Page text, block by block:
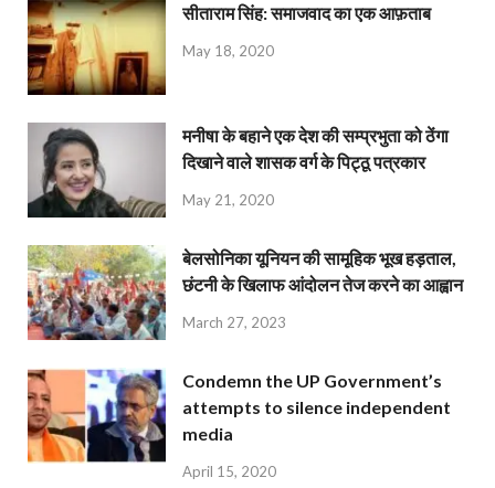
सीताराम सिंह: समाजवाद का एक आफ़ताब
May 18, 2020
मनीषा के बहाने एक देश की सम्प्रभुता को ठेंगा
दिखाने वाले शासक वर्ग के पिट्ठू पत्रकार
May 21, 2020
बेलसोनिका यूनियन की सामूहिक भूख हड़ताल,
छंटनी के खिलाफ आंदोलन तेज करने का आह्वान
March 27, 2023
Condemn the UP Government’s
attempts to silence independent
media
April 15, 2020